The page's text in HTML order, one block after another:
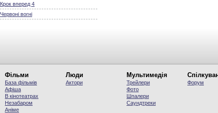
Крок вперед 4
Червоні вогні
Фільми
База фільмів
Афіша
В кінотеатрах
Незабаром
Аніме
Люди
Актори
Мультимедія
Трейлери
Фото
Шпалери
Саундтреки
Форум